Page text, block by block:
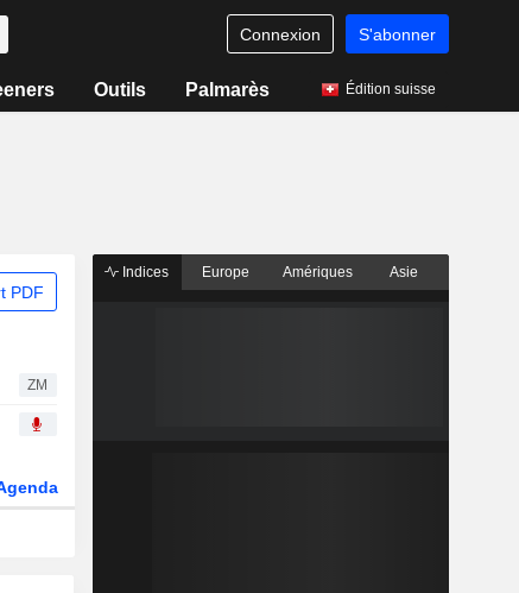
Connexion S'abonner
Outils Palmarès Édition suisse
PDF
ZM
Indices Europe Amériques Asie